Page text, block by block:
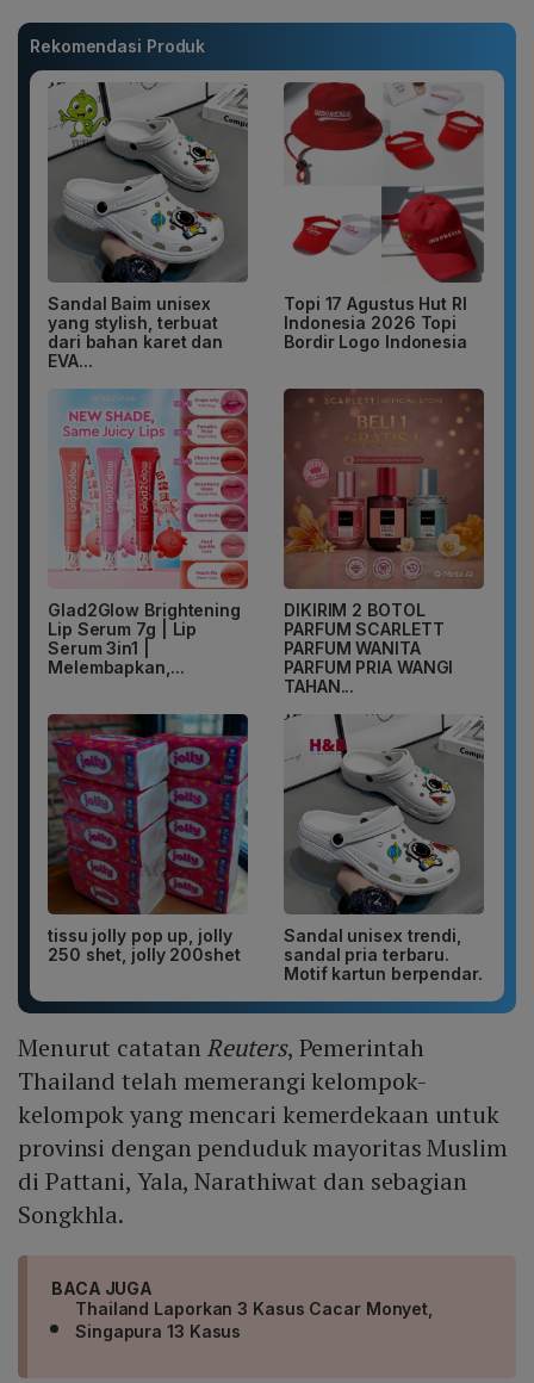
Rekomendasi Produk
Sandal Baim unisex
yang stylish, terbuat
dari bahan karet dan
EVA...
Topi 17 Agustus Hut RI
Indonesia 2026 Topi
Bordir Logo Indonesia
Glad2Glow Brightening
Lip Serum 7g | Lip
Serum 3in1 |
Melembapkan,...
DIKIRIM 2 BOTOL
PARFUM SCARLETT
PARFUM WANITA
PARFUM PRIA WANGI
TAHAN...
tissu jolly pop up, jolly
250 shet, jolly 200shet
Sandal unisex trendi,
sandal pria terbaru.
Motif kartun berpendar.
Menurut catatan Reuters, Pemerintah
Thailand telah memerangi kelompok-
kelompok yang mencari kemerdekaan untuk
provinsi dengan penduduk mayoritas Muslim
di Pattani, Yala, Narathiwat dan sebagian
Songkhla.
BACA JUGA
Thailand Laporkan 3 Kasus Cacar Monyet,
Singapura 13 Kasus